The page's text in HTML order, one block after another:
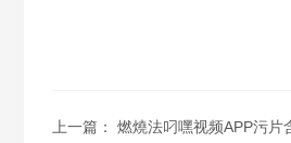
上一篇： 燃燒法叼嘿视频APP污片